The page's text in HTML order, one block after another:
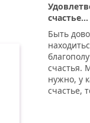
счастье...
Быть
счастья.
нужно, у
счастье,